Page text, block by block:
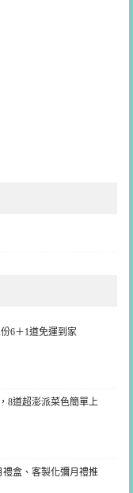
6＋1道免運到家
8道超澎派菜色簡單上
禮盒、客製化彌月禮推